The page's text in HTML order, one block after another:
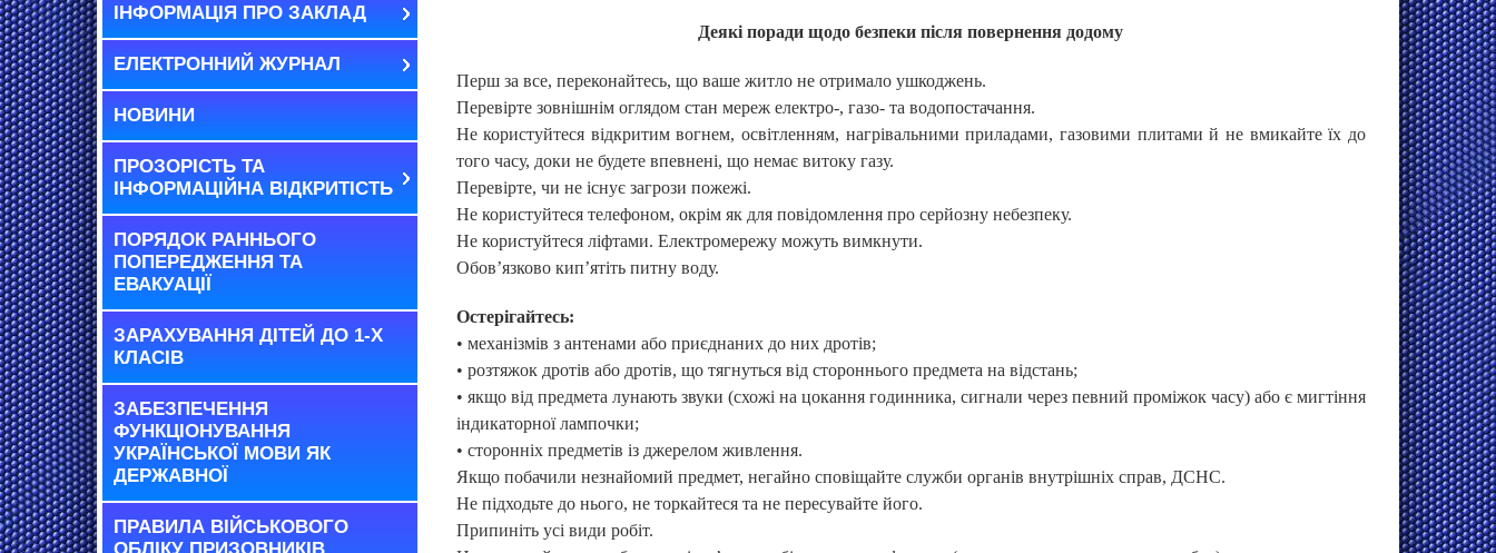
ІНФОРМАЦІЯ ПРО ЗАКЛАД
ЕЛЕКТРОННИЙ ЖУРНАЛ
НОВИНИ
ПРОЗОРІСТЬ ТА
ІНФОРМАЦІЙНА ВІДКРИТІСТЬ
ПОРЯДОК РАННЬОГО
ПОПЕРЕДЖЕННЯ ТА
ЕВАКУАЦІЇ
ЗАРАХУВАННЯ ДІТЕЙ ДО 1-Х
КЛАСІВ
ЗАБЕЗПЕЧЕННЯ
ФУНКЦІОНУВАННЯ
УКРАЇНСЬКОЇ МОВИ ЯК
ДЕРЖАВНОЇ
ПРАВИЛА ВІЙСЬКОВОГО
Деякі поради щодо безпеки після повернення додому
Перш за все, переконайтесь, що ваше житло не отримало ушкоджень.
Перевірте зовнішнім оглядом стан мереж електро-, газо- та водопостачання.
Не користуйтеся відкритим вогнем, освітленням, нагрівальними приладами, газовими плитами й не вмикайте їх до
того часу, доки не будете впевнені, що немає витоку газу.
Перевірте, чи не існує загрози пожежі.
Не користуйтеся телефоном, окрім як для повідомлення про серйозну небезпеку.
Не користуйтеся ліфтами. Електромережу можуть вимкнути.
Обов’язково кип’ятіть питну воду.
Остерігайтесь:
• механізмів з антенами або приєднаних до них дротів;
• розтяжок дротів або дротів, що тягнуться від стороннього предмета на відстань;
• якщо від предмета лунають звуки (схожі на цокання годинника, сигнали через певний проміжок часу) або є мигтіння
індикаторної лампочки;
• сторонніх предметів із джерелом живлення.
Якщо побачили незнайомий предмет, негайно сповіщайте служби органів внутрішніх справ, ДСНС.
Не підходьте до нього, не торкайтеся та не пересувайте його.
Припиніть усі види робіт.